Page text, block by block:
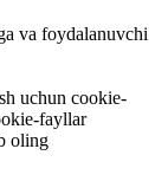
va foydalanuvchi
uchun cookie-
fayllar
oling